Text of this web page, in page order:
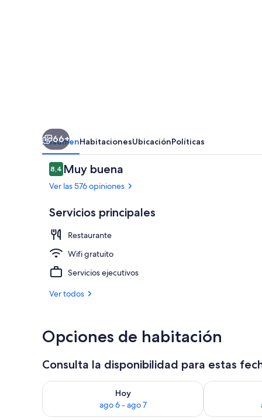
66+
ResumenHabitacionesUbicaciónPolíticas
Opiniones
8,48,4 de 10
Muy buena
Ver las 576 opiniones
Servicios principales
Restaurante
Wifi gratuito
Servicios ejecutivos
Ver todos
Opciones de habitación
Consulta la disponibilidad para estas
Hoy
ago 6 - ago 7
Consulta la disponibilidad para hoy ago 6 - ago 7
Consulta la